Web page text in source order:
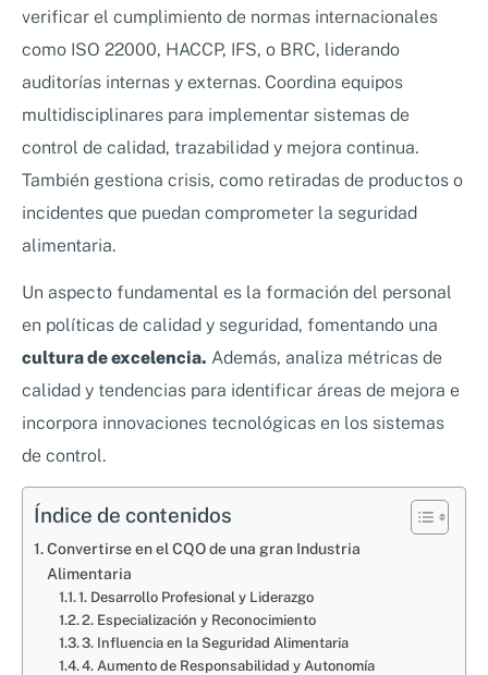
verificar el cumplimiento de normas internacionales
como ISO 22000, HACCP, IFS, o BRC, liderando
auditorías internas y externas. Coordina equipos
multidisciplinares para implementar sistemas de
control de calidad, trazabilidad y mejora continua.
También gestiona crisis, como retiradas de productos o
incidentes que puedan comprometer la seguridad
alimentaria.
Un aspecto fundamental es la formación del personal
en políticas de calidad y seguridad, fomentando una
cultura de excelencia. Además, analiza métricas de
calidad y tendencias para identificar áreas de mejora e
incorpora innovaciones tecnológicas en los sistemas
de control.
Índice de contenidos
Convertirse en el CQO de una gran Industria
Alimentaria
1. Desarrollo Profesional y Liderazgo
2. Especialización y Reconocimiento
3. Influencia en la Seguridad Alimentaria
4. Aumento de Responsabilidad y Autonomía